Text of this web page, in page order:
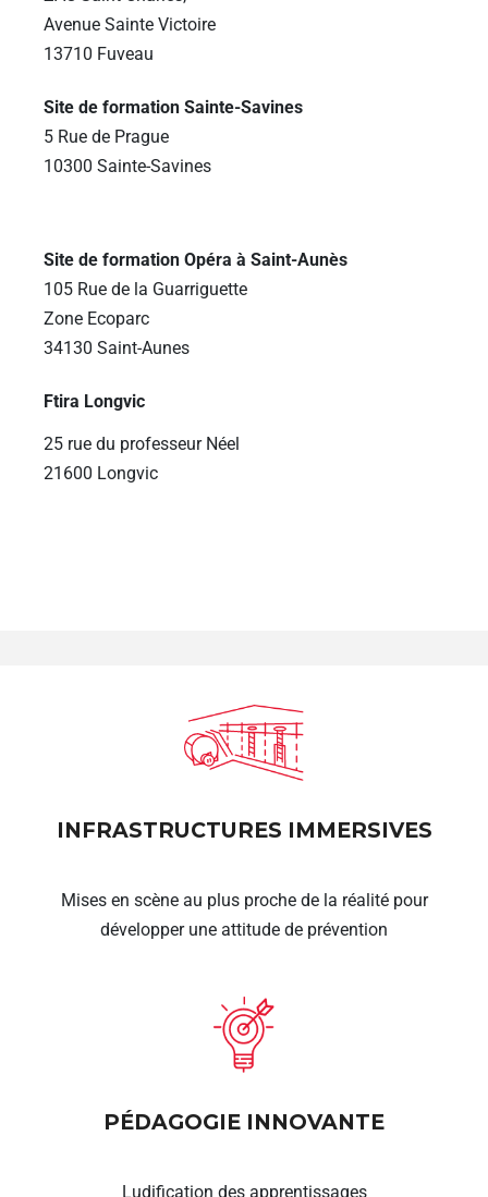
Avenue Sainte Victoire
13710 Fuveau
Site de formation Sainte-Savines
5 Rue de Prague
10300 Sainte-Savines
Site de formation Opéra à Saint-Aunès
105 Rue de la Guarriguette
Zone Ecoparc
34130 Saint-Aunes
Ftira Longvic
25 rue du professeur Néel
21600 Longvic
INFRASTRUCTURES IMMERSIVES
Mises en scène au plus proche de la réalité pour
développer une attitude de prévention
PÉDAGOGIE INNOVANTE
Ludification des apprentissages